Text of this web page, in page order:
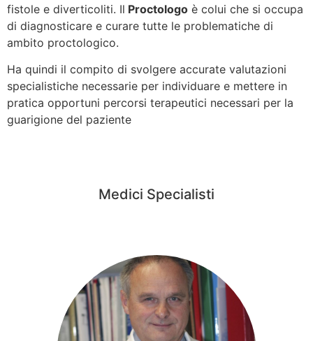
fistole e diverticoliti. Il Proctologo è colui che si occupa
di diagnosticare e curare tutte le problematiche di
ambito proctologico.
Ha quindi il compito di svolgere accurate valutazioni
specialistiche necessarie per individuare e mettere in
pratica opportuni percorsi terapeutici necessari per la
guarigione del paziente
Medici Specialisti